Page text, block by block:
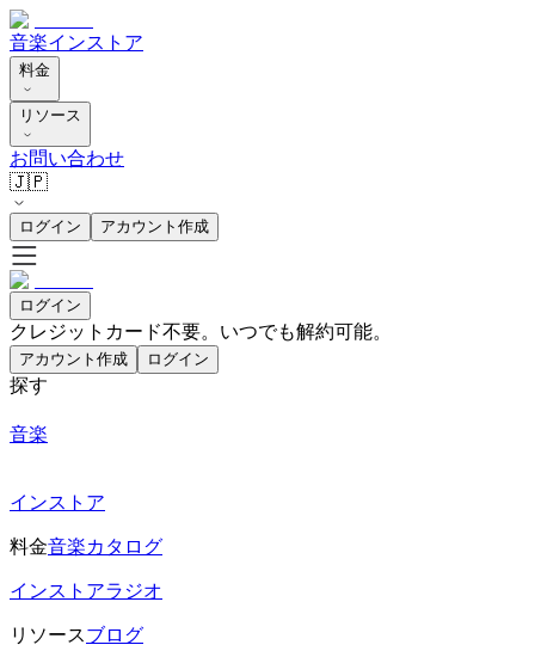
音楽インストア
料金
リソース
お問い合わせ
🇯🇵
ログイン アカウント作成
ログイン
クレジットカード不要。いつでも解約可能。
アカウント作成 ログイン
探す
音楽
インストア
料金音楽カタログ
インストアラジオ
リソースブログ